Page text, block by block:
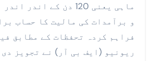
ماہی یعنی 120 دن کے
و برآمدات کی مالیت کا حساب
فراہم کردہ تحفظات کے مطابق
ریونیو (ایف بی آر) نے تجویز دی